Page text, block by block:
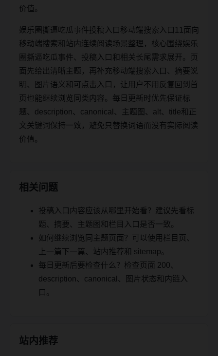
价值。
娱乐圈撕逼吃瓜事件投稿入口移动端搜索入口11面向
移动端搜索和站内连续阅读场景整理，核心围绕娱乐
圈撕逼吃瓜事件、投稿入口和相关长尾需求展开。页
面先给出清晰主题，再补充移动端搜索入口、摘要说
明、图片语义和可点击入口，让用户不用反复回到首
页也能继续浏览同类内容。每日更新时优先保证标
题、description、canonical、主题图、alt、title和正
文关键词保持一致，避免只替换词语而没有实际阅读
价值。
相关问题
投稿入口内容应该从哪里开始看？建议先看标
题、摘要、主题图和栏目入口是否一致。
如何继续浏览同主题页面？可以使用栏目页、
上一篇下一篇、站内推荐和 sitemap。
每日更新后要检查什么？检查页面 200、
description、canonical、图片状态和内链入
口。
站内推荐